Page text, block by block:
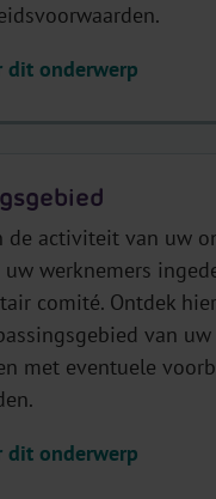
dit onderwerp
de activiteit van uw
werknemers
comité. Ontdek
van
met eventuele
dit onderwerp